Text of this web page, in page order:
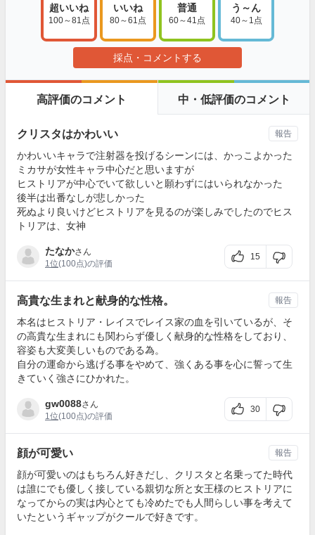
超いいね
100～81点
いいね
80～61点
普通
60～41点
う～ん
40～1点
採点・コメントする
高評価のコメント 中・低評価のコメント
クリスタはかわいい
かわいいキャラで注射器を投げるシーンには、かっこよかった
ミカサが女性キャラ中心だと思いますが
ヒストリアが中心でいて欲しいと願わずにはいられなかった
後半は出番なしが悲しかった
死ぬより良いけどヒストリアを見るのが楽しみでしたのでヒス
トリアは、女神
たなかさん
1位(100点)の評価
15
報告
高貴な生まれと献身的な性格。
本名はヒストリア・レイスでレイス家の血を引いているが、そ
の高貴な生まれにも関わらず優しく献身的な性格をしており、
容姿も大変美しいものである為。
自分の運命から逃げる事をやめて、強くある事を心に誓って生
きていく強さにひかれた。
gw0088さん
1位(100点)の評価
30
報告
顔が可愛い
顔が可愛いのはもちろん好きだし、クリスタと名乗ってた時代
は誰にでも優しく接している親切な所と女王様のヒストリアに
なってからの実は内心とても冷めたでも人間らしい事を考えて
いたというギャップがクールで好きです。
報告